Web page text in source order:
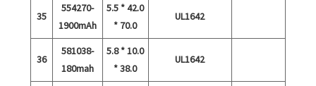
35
554270-
1900mAh
5.5 * 42.0
* 70.0
UL1642
36
581038-
180mah
5.8 * 10.0
* 38.0
UL1642